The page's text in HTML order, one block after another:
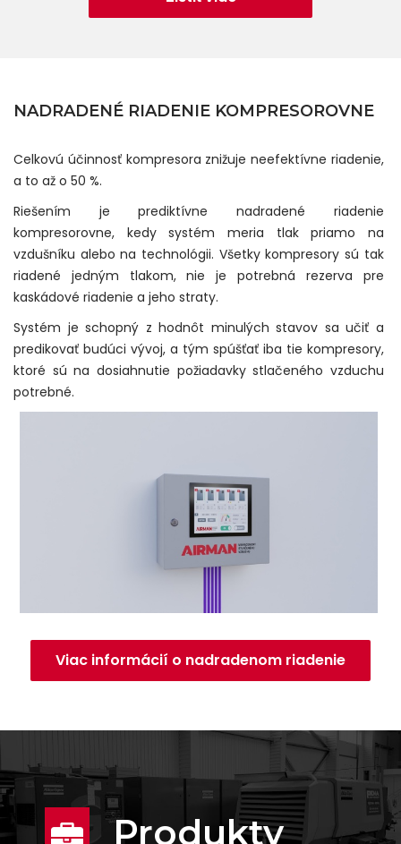
NADRADENÉ RIADENIE KOMPRESOROVNE
Celkovú účinnosť kompresora znižuje neefektívne riadenie,
a to až o 50 %.
Riešením je prediktívne nadradené riadenie
kompresorovne, kedy systém meria tlak priamo na
vzdušníku alebo na technológii. Všetky kompresory sú tak
riadené jedným tlakom, nie je potrebná rezerva pre
kaskádové riadenie a jeho straty.
Systém je schopný z hodnôt minulých stavov sa učiť a
predikovať budúci vývoj, a tým spúšťať iba tie kompresory,
ktoré sú na dosiahnutie požiadavky stlačeného vzduchu
potrebné.
Viac informácií o nadradenom riadenie
Produkty